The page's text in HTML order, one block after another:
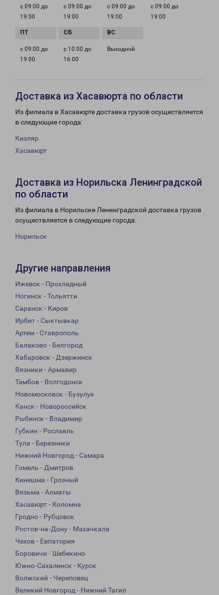
с 09:00 до
19:00
с 09:00 до
19:00
с 09:00 до
19:00
с 09:00 до
19:00
с 09:00 до
19:00
с 10:00 до
16:00
Выходной
Доставка из Хасавюрта по области
Из филиала в Хасавюрте доставка грузов осуществляется
в следующие города:
Кизляр
Хасавюрт
Доставка из Норильска Ленинградской
по области
Из филиала в Норильске Ленинградской доставка грузов
осуществляется в следующие города:
Норильск
Другие направления
Ижевск - Прохладный
Ногинск - Тольятти
Саранск - Киров
Ирбит - Сыктывкар
Артем - Ставрополь
Балаково - Белгород
Хабаровск - Дзержинск
Вязники - Армавир
Тамбов - Волгодонск
Новомосковск - Бузулук
Канск - Новороссийск
Рыбинск - Владимир
Губкин - Рославль
Тула - Березники
Нижний Новгород - Самара
Гомель - Дмитров
Кинешма - Грозный
Вязьма - Алматы
Хасавюрт - Коломна
Гродно - Рубцовск
Ростов-на-Дону - Махачкала
Чехов - Евпатория
Боровичи - Шебекино
Южно-Сахалинск - Курск
Волжский - Череповец
Великий Новгород - Нижний Тагил